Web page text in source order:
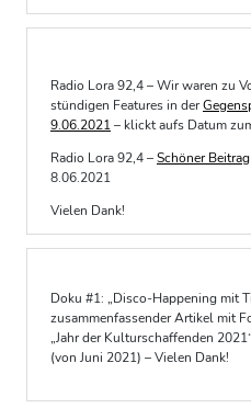
Radio Lora 92,4 – Wir waren zu
stündigen Features in der
9.06.2021– klickt aufs Datum
Radio Lora 92,4 –Schöner Beitrag
8.06.2021
Vielen Dank!
Doku #1: „Disco-Happening mit
zusammenfassender Artikel mit
„Jahr der Kulturschaffenden
(von Juni 2021) – Vielen Dank!